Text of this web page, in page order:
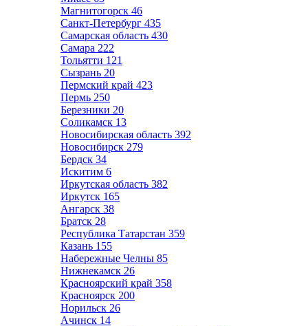
Магнитогорск 46
Санкт-Петербург 435
Самарская область 430
Самара 222
Тольятти 121
Сызрань 20
Пермский край 423
Пермь 250
Березники 20
Соликамск 13
Новосибирская область 392
Новосибирск 279
Бердск 34
Искитим 6
Иркутская область 382
Иркутск 165
Ангарск 38
Братск 28
Республика Татарстан 359
Казань 155
Набережные Челны 85
Нижнекамск 26
Красноярский край 358
Красноярск 200
Норильск 26
Ачинск 14